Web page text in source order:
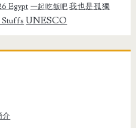
Egypt 一起吃飯吧 我也是孤獨
Stuffs UNESCO
介